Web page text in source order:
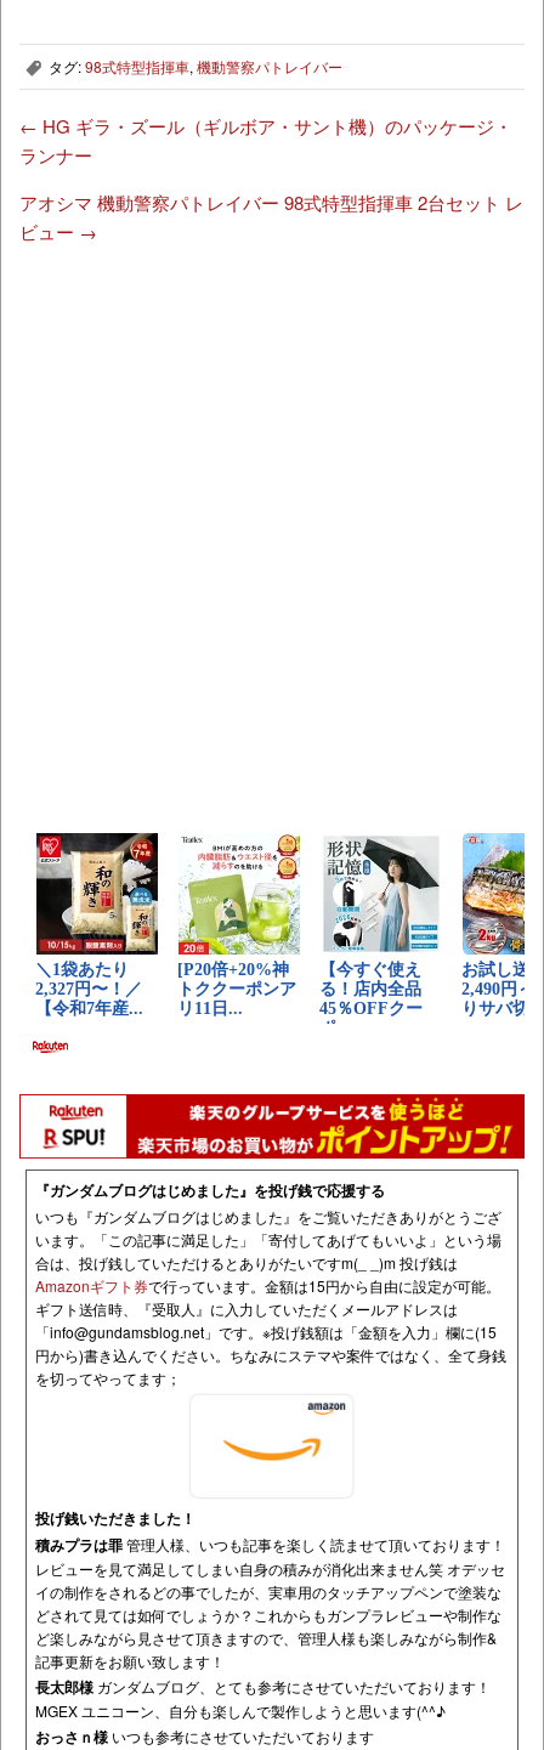
, タグ:98式特型指揮車, 機動警察パトレイバー
← HG ギラ・ズール（ギルボア・サント機）のパッケージ・
ランナー
アオシマ 機動警察パトレイバー 98式特型指揮車 2台セット レ
ビュー →
『ガンダムブログはじめました』を投げ銭で応援する
いつも『ガンダムブログはじめました』をご覧いただきありがとうござ
います。「この記事に満足した」「寄付してあげてもいいよ」という場
合は、投げ銭していただけるとありがたいですm(_ _)m 投げ銭は
Amazonギフト券で行っています。金額は15円から自由に設定が可能。
ギフト送信時、『受取人』に入力していただくメールアドレスは
「info@gundamsblog.net 」です。 ※投げ銭額は「金額を入力」欄に(15
円から)書き込んでください。ちなみにステマや案件ではなく、全て身銭
を切ってやってます；
投げ銭いただきました！
積みプラは罪管理人様、いつも記事を楽しく読ませて頂いております！
レビューを見て満足してしまい自身の積みが消化出来ません笑 オデッセ
イの制作をされるどの事でしたが、実車用のタッチアップペンで塗装な
どされて見ては如何でしょうか？これからもガンプラレビューや制作な
ど楽しみながら見させて頂きますので、管理人様も楽しみながら制作&
記事更新をお願い致します！
長太郎様 ガンダムブログ、とても参考にさせていただいております！
MGEX ユニコーン、自分も楽しんで製作しようと思います(^^♪
おっさｎ様 いつも参考にさせていただいております